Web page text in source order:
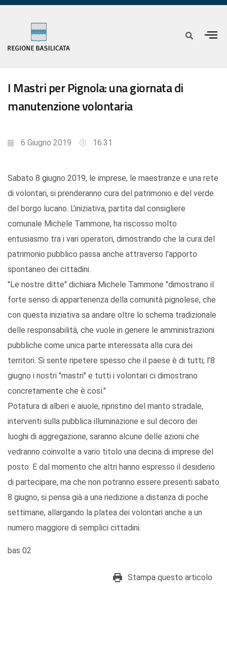
I Mastri per Pignola: una giornata di
manutenzione volontaria
6 Giugno 2019 16:31
Sabato 8 giugno 2019, le imprese, le maestranze e una rete
di volontari, si prenderanno cura del patrimonio e del verde
del borgo lucano. L'iniziativa, partita dal consigliere
comunale Michele Tammone, ha riscosso molto
entusiasmo tra i vari operatori, dimostrando che la cura del
patrimonio pubblico passa anche attraverso l'apporto
spontaneo dei cittadini.
"Le nostre ditte" dichiara Michele Tammone "dimostrano il
forte senso di appartenenza della comunità pignolese, che
con questa iniziativa sa andare oltre lo schema tradizionale
delle responsabilità, che vuole in genere le amministrazioni
pubbliche come unica parte interessata alla cura dei
territori. Si sente ripetere spesso che il paese è di tutti; l’8
giugno i nostri "mastri" e tutti i volontari ci dimostrano
concretamente che è così."
Potatura di alberi e aiuole, ripristino del manto stradale,
interventi sulla pubblica illuminazione e sul decoro dei
luoghi di aggregazione, saranno alcune delle azioni che
vedranno coinvolte a vario titolo una decina di imprese del
posto. E dal momento che altri hanno espresso il desiderio
di partecipare, ma che non potranno essere presenti sabato
8 giugno, si pensa già a una riedizione a distanza di poche
settimane, allargando la platea dei volontari anche a un
numero maggiore di semplici cittadini.
bas 02
Stampa questo articolo